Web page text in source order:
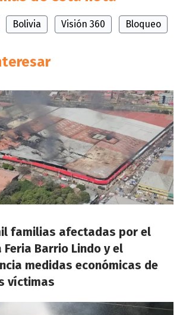
Bolivia Visión 360 Bloqueo
familias afectadas por el
Feria Barrio Lindo y el
medidas económicas de
víctimas